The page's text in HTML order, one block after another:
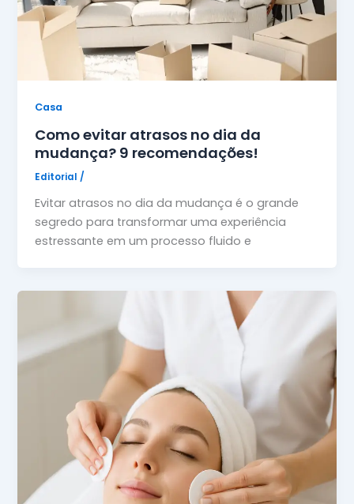
Casa
Como evitar atrasos no dia da
mudança? 9 recomendações!
Editorial /
Evitar atrasos no dia da mudança é o grande
segredo para transformar uma experiência
estressante em um processo fluido e